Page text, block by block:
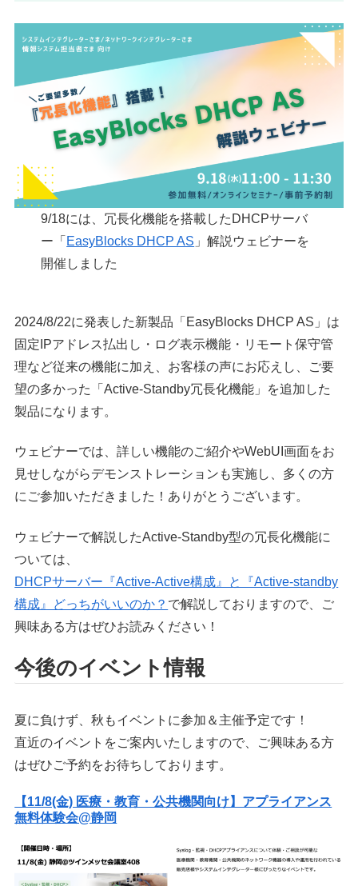
9/18には、冗長化機能を搭載したDHCPサーバ
ー「 EasyBlocks DHCP AS 」解説ウェビナーを
開催しました
2024/8/22に発表した新製品「EasyBlocks DHCP AS」は
固定IPアドレス払出し・ログ表示機能・リモート保守管
理など従来の機能に加え、お客様の声にお応えし、ご要
望の多かった「Active-Standby冗長化機能」を追加した
製品になります。
ウェビナーでは、詳しい機能のご紹介やWebUI画面をお
見せしながらデモンストレーションも実施し、多くの方
にご参加いただきました！ありがとうございます。
ウェビナーで解説したActive-Standby型の冗長化機能に
ついては、
DHCPサーバー『Active-Active構成』と『Active-standby
構成』どっちがいいのか？ で解説しておりますので、ご
興味ある方はぜひお読みください！
今後のイベント情報
夏に負けず、秋もイベントに参加＆主催予定です！
直近のイベントをご案内いたしますので、ご興味ある方
はぜひご予約をお待ちしております。
【11/8(金) 医療・教育・公共機関向け】アプライアンス
無料体験会@静岡